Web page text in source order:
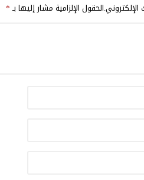
الحقول الإلزامية مشار إليها بـ*